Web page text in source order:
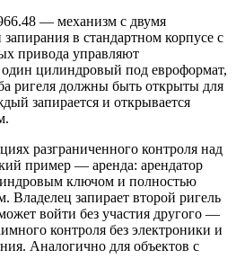
— механизм с двумя
в стандартном корпусе с
привода управляют
цилиндровый под евроформат,
ригеля должны быть открыты для
запирается и открывается
разграниченного контроля над
пример — аренда: арендатор
ключом и полностью
Владелец запирает второй ригель
войти без участия другого —
контроля без электроники и
Аналогично для объектов с